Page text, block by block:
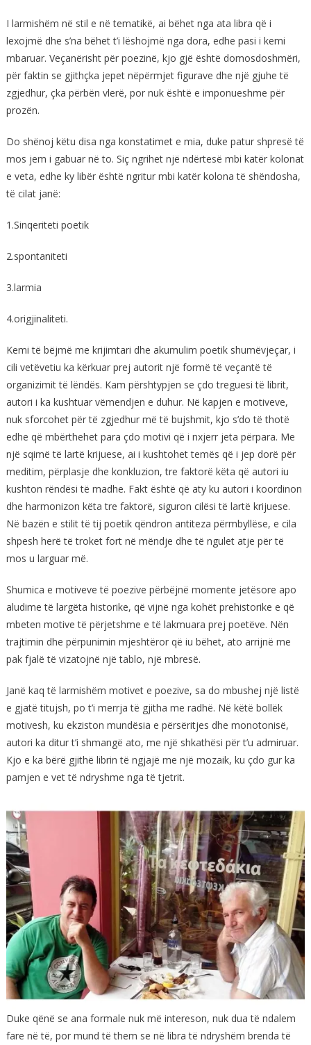
I larmishëm në stil e në tematikë, ai bëhet nga ata libra që i
lexojmë dhe s’na bëhet t’i lëshojmë nga dora, edhe pasi i kemi
mbaruar. Veçanërisht për poezinë, kjo gjë është domosdoshmëri,
për faktin se gjithçka jepet nëpërmjet figurave dhe një gjuhe të
zgjedhur, çka përbën vlerë, por nuk është e imponueshme për
prozën.
Do shënoj këtu disa nga konstatimet e mia, duke patur shpresë të
mos jem i gabuar në to. Siç ngrihet një ndërtesë mbi katër kolonat
e veta, edhe ky libër është ngritur mbi katër kolona të shëndosha,
të cilat janë:
1.Sinqeriteti poetik
2.spontaniteti
3.larmia
4.origjinaliteti.
Kemi të bëjmë me krijimtari dhe akumulim poetik shumëvjeçar, i
cili vetëvetiu ka kërkuar prej autorit një formë të veçantë të
organizimit të lëndës. Kam përshtypjen se çdo treguesi të librit,
autori i ka kushtuar vëmendjen e duhur. Në kapjen e motiveve,
nuk sforcohet për të zgjedhur më të bujshmit, kjo s’do të thotë
edhe që mbërthehet para çdo motivi që i nxjerr jeta përpara. Me
një sqimë të lartë krijuese, ai i kushtohet temës që i jep dorë për
meditim, përplasje dhe konkluzion, tre faktorë këta që autori iu
kushton rëndësi të madhe. Fakt është që aty ku autori i koordinon
dhe harmonizon këta tre faktorë, siguron cilësi të lartë krijuese.
Në bazën e stilit të tij poetik qëndron antiteza përmbyllëse, e cila
shpesh herë të troket fort në mëndje dhe të ngulet atje për të
mos u larguar më.
Shumica e motiveve të poezive përbëjnë momente jetësore apo
aludime të largëta historike, që vijnë nga kohët prehistorike e që
mbeten motive të përjetshme e të lakmuara prej poetëve. Nën
trajtimin dhe përpunimin mjeshtëror që iu bëhet, ato arrijnë me
pak fjalë të vizatojnë një tablo, një mbresë.
Janë kaq të larmishëm motivet e poezive, sa do mbushej një listë
e gjatë titujsh, po t’i merrja të gjitha me radhë. Në këtë bollëk
motivesh, ku ekziston mundësia e përsëritjes dhe monotonisë,
autori ka ditur t’i shmangë ato, me një shkathësi për t’u admiruar.
Kjo e ka bërë gjithë librin të ngjajë me një mozaik, ku çdo gur ka
pamjen e vet të ndryshme nga të tjetrit.
Duke qënë se ana formale nuk më intereson, nuk dua të ndalem
fare në të, por mund të them se në libra të ndryshëm brenda të